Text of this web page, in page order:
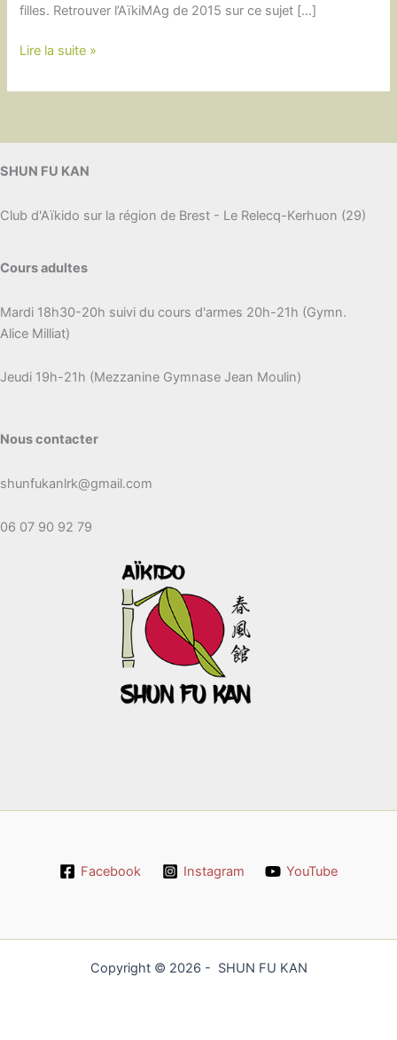
filles. Retrouver l’AïkiMAg de 2015 sur ce sujet […]
L’Aïkido
les
Lire la suite »
SHUN FU KAN
Club d'Aïkido sur la région de Brest - Le Relecq-Kerhuon (29)
Cours adultes
Mardi 18h30-20h suivi du cours d'armes 20h-21h (Gymn.
Alice Milliat)
Jeudi 19h-21h (Mezzanine Gymnase Jean Moulin)
Nous contacter
shunfukanlrk@gmail.com
06 07 90 92 79
Facebook Instagram YouTube
Copyright © 2026 - SHUN FU KAN